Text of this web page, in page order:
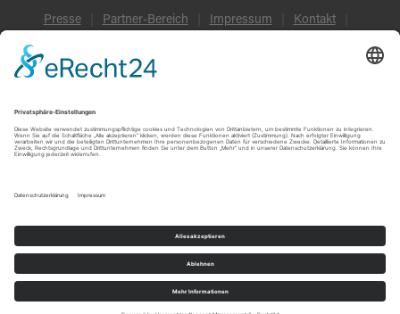
Presse Partner-Bereich Impressum Kontakt
Datenschutz
© Oberpfälzer Wald 2026